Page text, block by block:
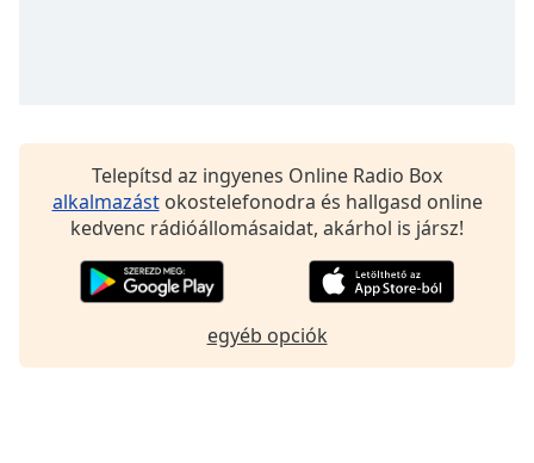
Dialog
Telepítsd az ingyenes Online Radio Box
alkalmazástokostelefonodra és hallgasd online
kedvenc rádióállomásaidat, akárhol is jársz!
egyéb opciók